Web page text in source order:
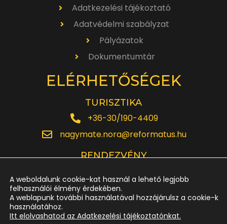
Adatkezelési tájékoztató
Adatvédelmi szabályzat
Pályázatok
Dokumentumtár
ELÉRHETŐSÉGEK
TURISZTIKA
+36-30/190-4409
nagymate.nora@reformatus.hu
RENDEZVÉNY
rendezveny.nagytemplom@reformatus.hu
A weboldalunk cookie-kat használ a lehető legjobb
felhasználói élmény érdekében.
A weblapunk további használatával hozzájárulsz a cookie-k
használatához.
Itt elolvashatod az Adatkezelési tájékoztatónkat.